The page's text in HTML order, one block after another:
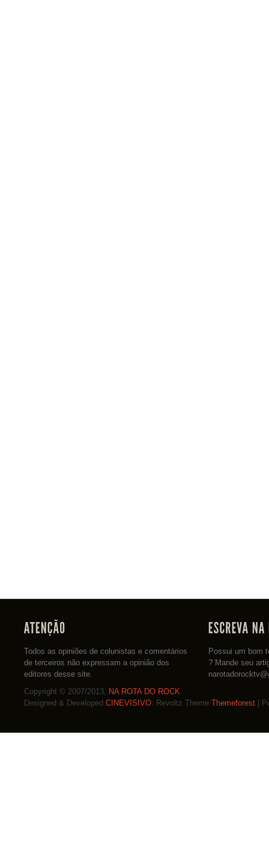
Todos as opiniões de colunistas e comentários
de terceiros não expressam a opinião dos
editores desse site.
Possui um bom
? Mande seu
Copyright © 2007/2013, NA ROTA DO ROCK
Designed & Developed CINEVISIVO. Revoltz Theme Themeforest |